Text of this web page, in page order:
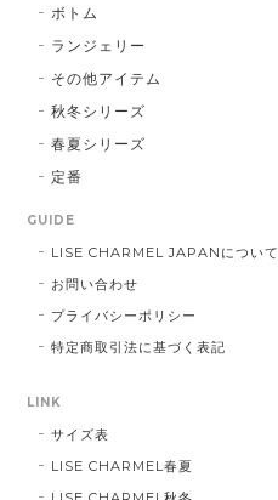
ボトム
ランジェリー
その他アイテム
秋冬シリーズ
春夏シリーズ
定番
GUIDE
LISE CHARMEL JAPANについて
お問い合わせ
プライバシーポリシー
特定商取引法に基づく表記
LINK
サイズ表
LISE CHARMEL春夏